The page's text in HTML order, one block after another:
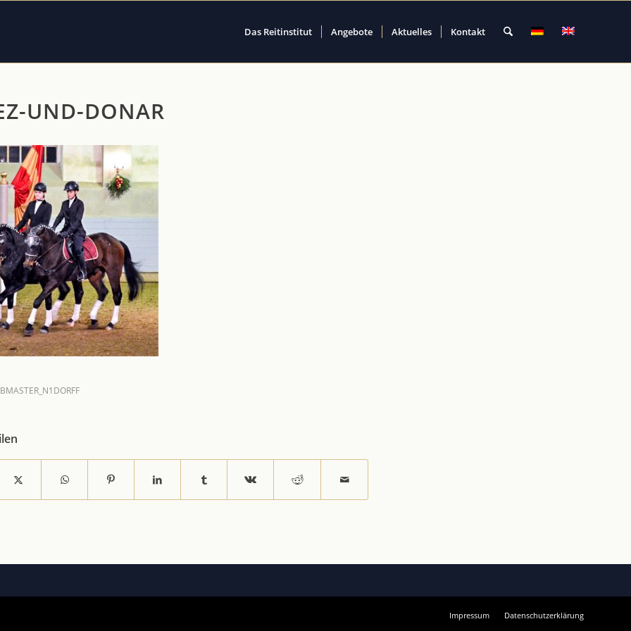
Das Reitinstitut Angebote Aktuelles Kontakt
UND-DONAR
Impressum Datenschutzerklärung